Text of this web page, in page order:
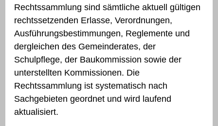
Rechtssammlung sind sämtliche aktuell gültigen
rechtssetzenden Erlasse, Verordnungen,
Ausführungsbestimmungen, Reglemente und
dergleichen des Gemeinderates, der
Schulpflege, der Baukommission sowie der
unterstellten Kommissionen. Die
Rechtssammlung ist systematisch nach
Sachgebieten geordnet und wird laufend
aktualisiert.